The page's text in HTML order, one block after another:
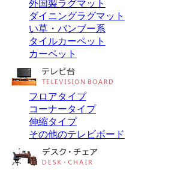
外国製ラグマット
ダイニングラグマット
い草・バンブー系
タイルカーペット
カーペット
フロアタイプ
コーナータイプ
伸縮タイプ
その他のテレビボード